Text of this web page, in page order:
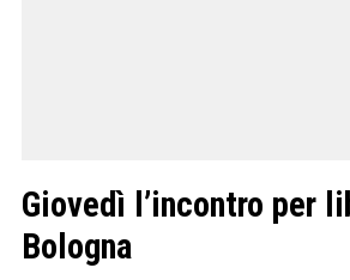
Giovedì l’incontro per
Bologna